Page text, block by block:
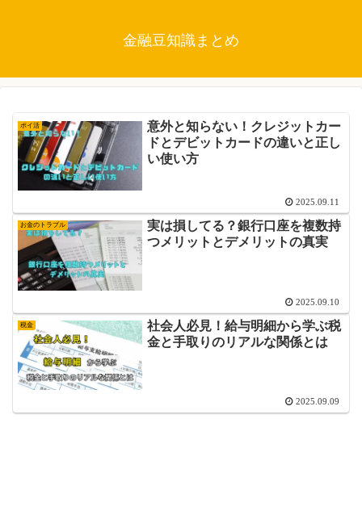
金融豆知識まとめ
ポイ活
意外と知らない！クレジットカー
ドとデビットカードの違いと正し
い使い方
2025.09.11
お金のトラブル
実は損してる？銀行口座を複数持
つメリットとデメリットの真実
2025.09.10
税金
社会人必見！給与明細から学ぶ税
金と手取りのリアルな関係とは
2025.09.09